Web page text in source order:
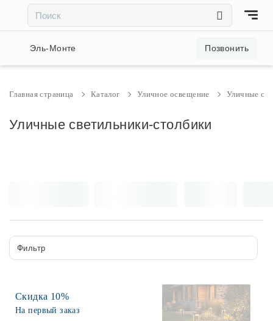
Акции и скидки
Светильники
Трековые системы
Споты
Эль-Монте Позвонить
Главная страница Каталог Уличное освещение Уличные
Уличные светильники-столбики
Фильтр
Скидка 10%
На первый заказ
××